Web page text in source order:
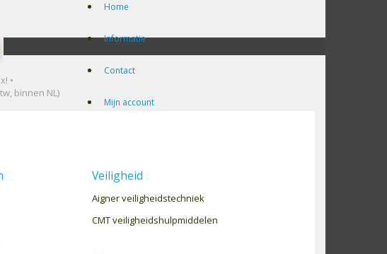
•
binnen NL)
Home
Informatie
Contact
Mijn account
Veiligheid
Aigner veiligheidstechniek
CMT veiligheidshulpmiddelen